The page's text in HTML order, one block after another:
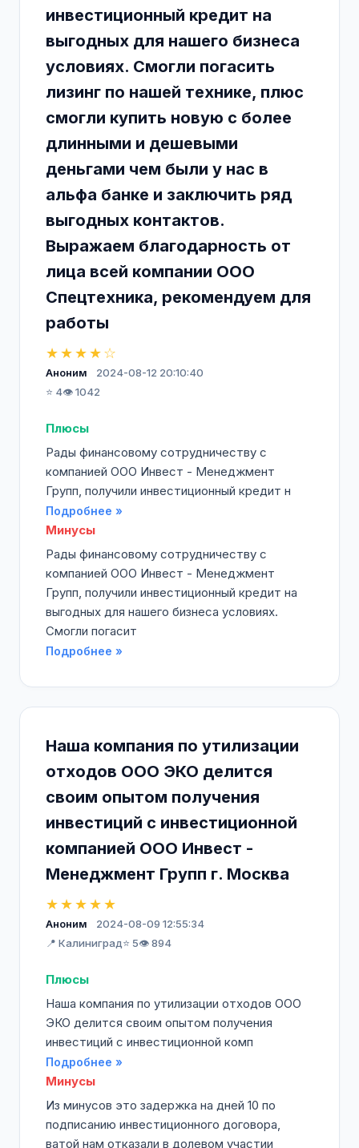
инвестиционный кредит на
выгодных для нашего бизнеса
условиях. Смогли погасить
лизинг по нашей технике, плюс
смогли купить новую с более
длинными и дешевыми
деньгами чем были у нас в
альфа банке и заключить ряд
выгодных контактов.
Выражаем благодарность от
лица всей компании ООО
Спецтехника, рекомендуем для
работы
★★★★☆
Аноним
2024-08-12 20:10:40
⭐ 4👁️ 1042
Плюсы
Рады финансовому сотрудничеству с
компанией ООО Инвест - Менеджмент
Групп, получили инвестиционный кредит н
Подробнее »
Минусы
Рады финансовому сотрудничеству с
компанией ООО Инвест - Менеджмент
Групп, получили инвестиционный кредит на
выгодных для нашего бизнеса условиях.
Смогли погасит
Подробнее »
Наша компания по утилизации
отходов ООО ЭКО делится
своим опытом получения
инвестиций с инвестиционной
компанией ООО Инвест -
Менеджмент Групп г. Москва
★★★★★
Аноним
2024-08-09 12:55:34
📍 Калиниград⭐ 5👁️ 894
Плюсы
Наша компания по утилизации отходов ООО
ЭКО делится своим опытом получения
инвестиций с инвестиционной комп
Подробнее »
Минусы
Из минусов это задержка на дней 10 по
подписанию инвестиционного договора,
ватой нам отказали в долевом участии